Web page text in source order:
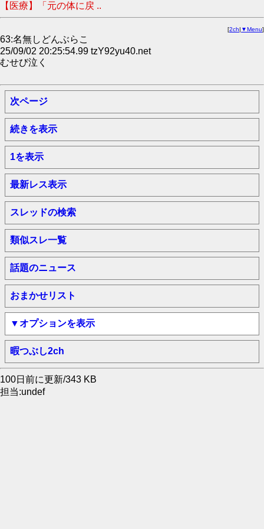
【医療】「元の体に戻 ..
[2ch| ▼Menu]
63:名無しどんぶらこ
25/09/02 20:25:54.99 tzY92yu40.net
むせび泣く
次ページ
続きを表示
1を表示
最新レス表示
スレッドの検索
類似スレ一覧
話題のニュース
おまかせリスト
▼オプションを表示
暇つぶし2ch
100日前に更新/343 KB
担当:undef